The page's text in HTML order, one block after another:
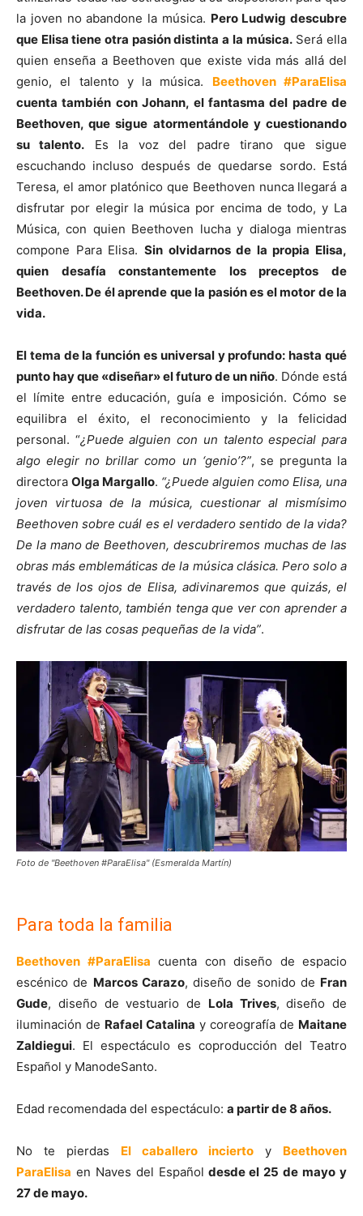
la joven no abandone la música. Pero Ludwig descubre
que Elisa tiene otra pasión distinta a la música.Será ella
quien enseña a Beethoven que existe vida más allá del
genio, el talento y la música. Beethoven #ParaElisa
cuenta también con Johann, el fantasma del padre de
Beethoven, que sigue atormentándole y cuestionando
su talento. Es la voz del padre tirano que sigue
escuchando incluso después de quedarse sordo. Está
Teresa, el amor platónico que Beethoven nunca llegará a
disfrutar por elegir la música por encima de todo, y La
Música, con quien Beethoven lucha y dialoga mientras
compone Para Elisa. Sin olvidarnos de la propia Elisa,
quien desafía constantemente los preceptos de
Beethoven. De él aprende que la pasión es el motor de la
vida.
El tema de la función es universal y profundo: hasta qué
punto hay que «diseñar» el futuro de un niño. Dónde está
el límite entre educación, guía e imposición. Cómo se
equilibra el éxito, el reconocimiento y la felicidad
personal. “¿Puede alguien con un talento especial para
algo elegir no brillar como un ‘genio’?”, se pregunta la
directora Olga Margallo. “¿Puede alguien como Elisa, una
joven virtuosa de la música, cuestionar al mismísimo
Beethoven sobre cuál es el verdadero sentido de la vida?
De la mano de Beethoven, descubriremos muchas de las
obras más emblemáticas de la música clásica. Pero solo a
través de los ojos de Elisa, adivinaremos que quizás, el
verdadero talento, también tenga que ver con aprender a
disfrutar de las cosas pequeñas de la vida”.
Foto de "Beethoven #ParaElisa" (Esmeralda Martín)
Para toda la familia
Beethoven #ParaElisa cuenta con diseño de espacio
escénico de Marcos Carazo, diseño de sonido de Fran
Gude, diseño de vestuario de Lola Trives, diseño de
iluminación de Rafael Catalina y coreografía de Maitane
Zaldiegui. El espectáculo es coproducción del Teatro
Español y ManodeSanto.
Edad recomendada del espectáculo: a partir de 8 años.
No te pierdas El caballero incierto y Beethoven
ParaElisa en Naves del Español desde el 25 de mayo y
27 de mayo.